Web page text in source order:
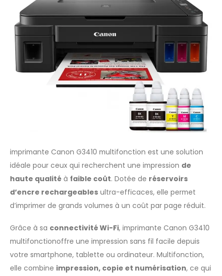
imprimante Canon G3410 multifonction est une solution
idéale pour ceux qui recherchent une impression de
haute qualité à faible coût. Dotée de réservoirs
d’encre rechargeables ultra-efficaces, elle permet
d’imprimer de grands volumes à un coût par page réduit.
Grâce à sa connectivité Wi-Fi, imprimante Canon G3410
multifonctionoffre une impression sans fil facile depuis
votre smartphone, tablette ou ordinateur. Multifonction,
elle combine impression, copie et numérisation, ce qui